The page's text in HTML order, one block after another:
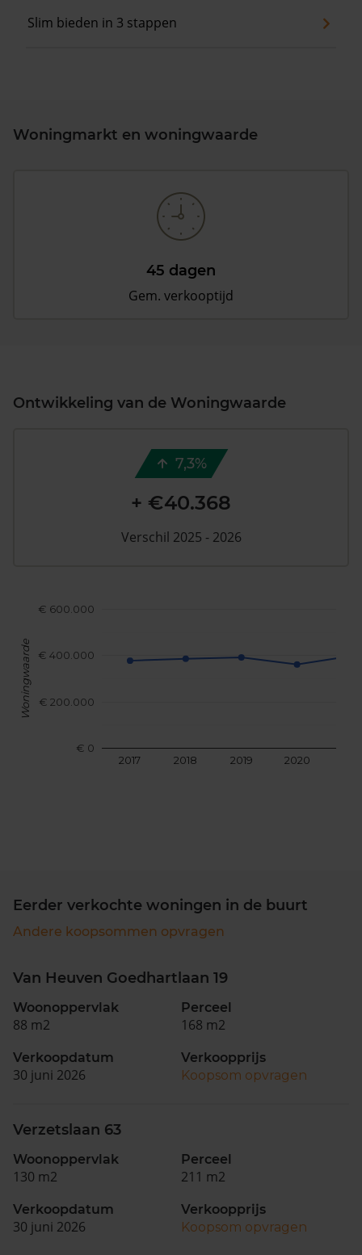
Slim bieden in 3 stappen
Woningmarkt en woningwaarde
45 dagen
Gem. verkooptijd
Ontwikkeling van de Woningwaarde
2017 2018 2019 2020
€ 0
€ 200.000
€ 400.000
€ 600.000
Woningwaarde
7,3%
+ €40.368
Verschil 2025 - 2026
Eerder verkochte woningen in de buurt
Andere koopsommen opvragen
Van Heuven Goedhartlaan 19
Woonoppervlak
88 m2
Perceel
168 m2
Verkoopdatum
30 juni 2026
Verkoopprijs
Koopsom opvragen
Verzetslaan 63
Woonoppervlak
130 m2
Perceel
211 m2
Verkoopdatum
30 juni 2026
Verkoopprijs
Koopsom opvragen